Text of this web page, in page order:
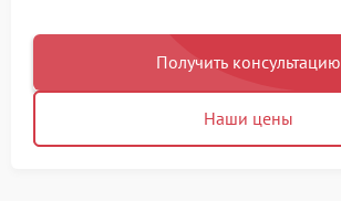
Получить консультацию
Наши цены